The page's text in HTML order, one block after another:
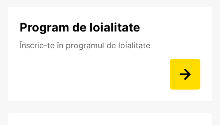
Program de loialitate
Înscrie-te în programul de loialitate